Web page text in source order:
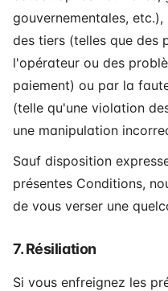
gouvernementales,
des tiers (telles que des
l'opérateur ou des
paiement) ou par la
(telle qu'une violation
une manipulation
Sauf disposition
présentes Conditions,
de vous verser une
7. Résiliation
Si vous enfreignez les